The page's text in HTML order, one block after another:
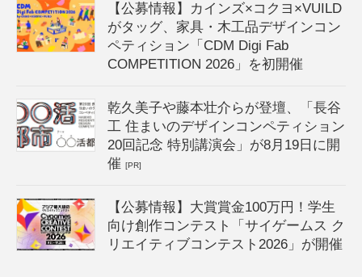
【公募情報】カインズ×コクヨ×VUILD
がタッグ、家具・木工品デザインコン
ペティション「CDM Digi Fab
COMPETITION 2026」を初開催
乾久美子や藤本壮介らが登壇、「長谷
工 住まいのデザインコンペティション
20回記念 特別講演会」が8月19日に開
催[PR]
【公募情報】大賞賞金100万円！学生
向け創作コンテスト「サイゲームス ク
リエイティブコンテスト2026」が開催